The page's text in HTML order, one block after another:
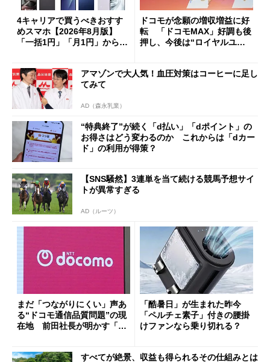
4キャリアで買うべきおすす
めスマホ【2026年8月版】
「一括1円」「月1円」からお
ドコモが念願の増収増益に好
転 「ドコモMAX」好調も後
押し、今後は“ロイヤルユー
アマゾンで大人気！血圧対策はコーヒーに足し
てみて
AD（森永乳業）
“特典終了”が続く「d払い」「dポイント」の
お得さはどう変わるのか これからは「dカー
ド」の利用が得策？
【SNS騒然】3連単を当て続ける競馬予想サイ
トが異常すぎる
AD（ルーツ）
まだ「つながりにくい」声あ
る“ドコモ通信品質問題”の現
在地 前田社長が明かす「道
「酷暑日」が生まれた昨今
「ペルチェ素子」付きの腰掛
けファンなら乗り切れる？
すべてが絶景、収益も得られるその仕組みとは